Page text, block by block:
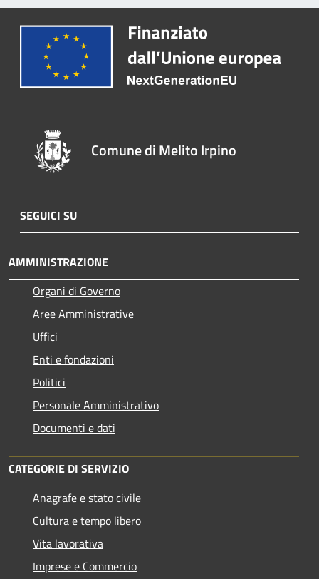
Comune di Melito Irpino
SEGUICI SU
AMMINISTRAZIONE
Organi di Governo
Aree Amministrative
Uffici
Enti e fondazioni
Politici
Personale Amministrativo
Documenti e dati
CATEGORIE DI SERVIZIO
Anagrafe e stato civile
Cultura e tempo libero
Vita lavorativa
Imprese e Commercio